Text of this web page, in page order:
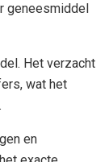
geneesmiddel
Het verzacht
wat het
en